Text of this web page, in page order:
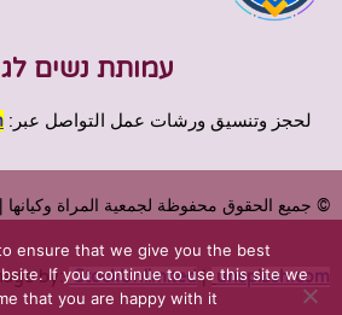
עמותת נשים
لحجز وتنسيق ورشات عمل التواصل عبر:
© جميع الحقوق محفوظة لجمعية المراة وكيانها |
by:StockUnlimited| unsplash.com
ensure that we give you the best
If you continue to use this site we
that you are happy with it.